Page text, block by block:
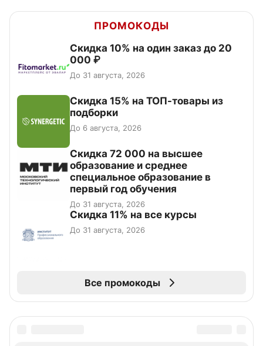
ПРОМОКОДЫ
Скидка 10% на один заказ до 20
000 ₽
До 31 августа, 2026
Скидка 15% на ТОП-товары из
подборки
До 6 августа, 2026
Скидка 72 000 на высшее
образование и среднее
специальное образование в
первый год обучения
До 31 августа, 2026
Скидка 11% на все курсы
До 31 августа, 2026
Все промокоды